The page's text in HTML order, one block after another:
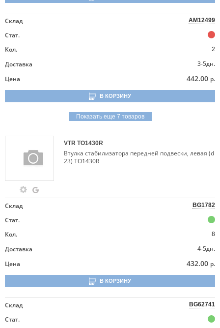
Склад AM12499
Стат.
Кол.
2
Доставка
3-5дн.
Цена
442.00 р.
В КОРЗИНУ
Показать еще 7 товаров
VTR TO1430R
Втулка стабилизатора передней подвески, левая (d
23) TO1430R
Склад BG1782
Стат.
Кол.
8
Доставка
4-5дн.
Цена
432.00 р.
В КОРЗИНУ
Склад BG62741
Стат.